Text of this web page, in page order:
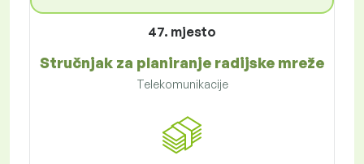
47. mjesto
Stručnjak za planiranje radijske mreže
Telekomunikacije